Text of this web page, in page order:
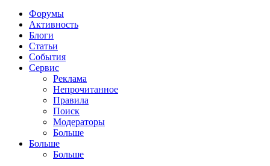
Форумы
Активность
Блоги
Статьи
События
Сервис
Реклама
Непрочитанное
Правила
Поиск
Модераторы
Больше
Больше
Больше